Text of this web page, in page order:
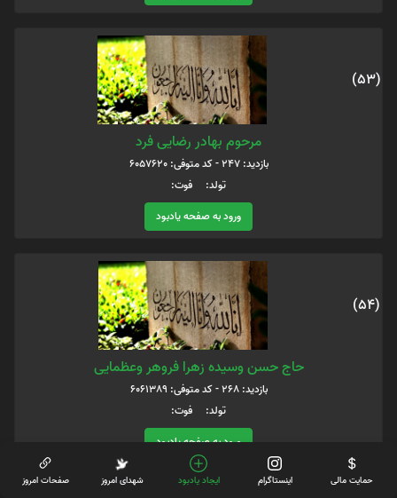
(53)
مرحوم بهادر رضایی فرد
بازدید: 247 - کد متوفی: 6057620
تولد: فوت:
ورود به صفحه یادبود
(54)
حاج حسن وسیده زهرا فروهر وعظمایی
بازدید: 268 - کد متوفی: 6061389
تولد: فوت:
ورود به صفحه یادبود
حمایت مالی اینستاگرام ایجاد یادبود شهدای امروز صفحات امروز